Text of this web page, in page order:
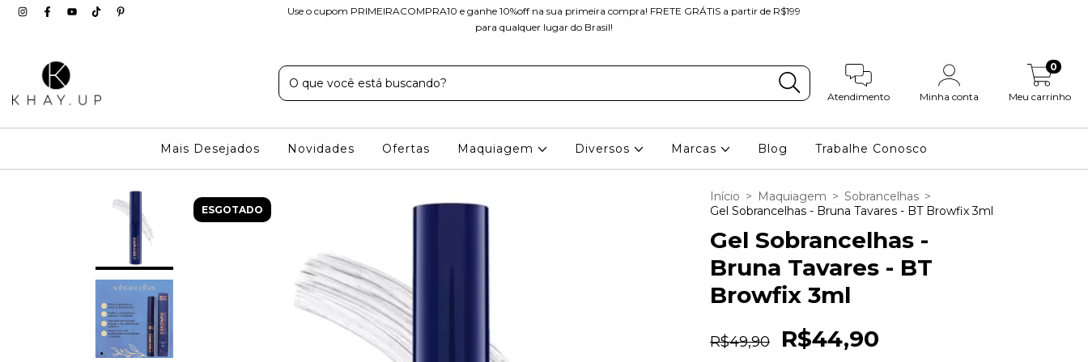
Use o cupom PRIMEIRACOMPRA10 e ganhe 10%off na sua primeira compra! FRETE GRÁTIS a partir de R$199
para qualquer lugar do Brasil!
Atendimento Minha conta Meu carrinho
0
Mais Desejados Novidades Ofertas Maquiagem Diversos Marcas Blog Trabalhe Conosco
ESGOTADO
Início > Maquiagem > Sobrancelhas >
Gel Sobrancelhas - Bruna Tavares - BT Browfix 3ml
Gel Sobrancelhas -
Bruna Tavares - BT
Browfix 3ml
R$49,90 R$44,90